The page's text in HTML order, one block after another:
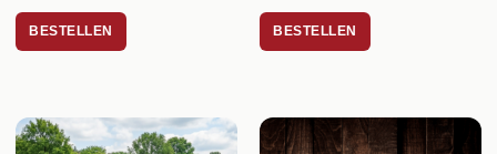
BESTELLEN BESTELLEN